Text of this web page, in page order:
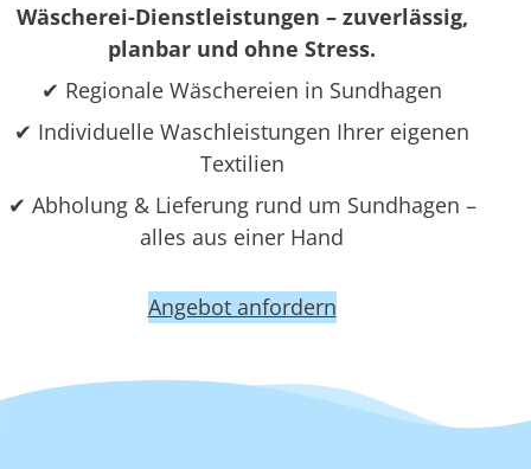
Wäscherei-Dienstleistungen – zuverlässig,
planbar und ohne Stress.
✔ Regionale Wäschereien in Sundhagen
✔ Individuelle Waschleistungen Ihrer eigenen
Textilien
✔ Abholung & Lieferung rund um Sundhagen –
alles aus einer Hand
Angebot anfordern